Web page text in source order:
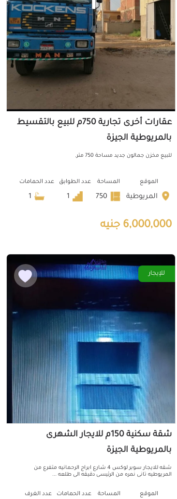
عقارات أخرى تجارية 750م للبيع بالتقسيط
بالمريوطية الجيزة
للبيع مخزن جمالون جديد مساحة 750 متر.
الموقع
المريوطية
المساحة عدد الطوابق عدد الحمامات
6,000,000 جنيه
للإيجار
شقة سكنية 150م للايجار الشهرى
بالمريوطية الجيزة
شقه للايجار سوبر لوكس 4 شارع ابراج الرحمانيه متفرع من
المريوطيه تانى نمره من الرئيسى دقيقه الى طلعه ...
الموقع المساحة عدد الحمامات عدد الغرف